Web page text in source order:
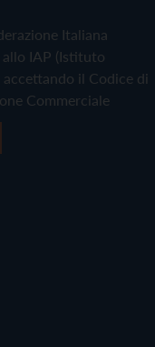
Italiana
IAP (Istituto
il Codice di
Commerciale